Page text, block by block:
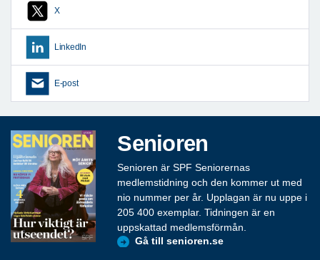
X
LinkedIn
E-post
Senioren
Senioren är SPF Seniorernas
medlemstidning och den kommer ut med
nio nummer per år. Upplagan är nu uppe i
205 400 exemplar. Tidningen är en
uppskattad medlemsförmån.
Gå till senioren.se